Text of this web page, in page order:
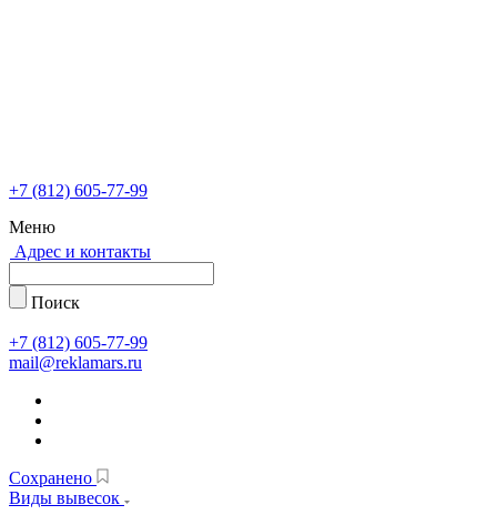
+7 (812) 605-77-99
Меню
Адрес и контакты
Поиск
+7 (812) 605-77-99
mail@reklamars.ru
Сохранено
Виды вывесок